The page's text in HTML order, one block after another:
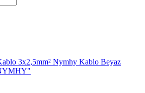
3x2,5mm² Nymhy Kablo Beyaz